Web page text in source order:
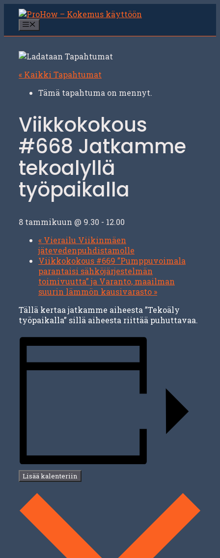
Siirry
sisältöön
« Kaikki Tapahtumat
Tämä tapahtuma on mennyt.
Viikkokokous
#668 Jatkamme
tekoalyllä
työpaikalla
8 tammikuun @ 9.30 - 12.00
« Vierailu Viikinmäen
jätevedenpuhdistamolle
Viikkokokous #669 ”Pumppuvoimala
parantaisi sähköjärjestelmän
toimivuutta” ja Varanto, maailman
suurin lämmön kausivarasto »
Tällä kertaa jatkamme aiheesta ”Tekoäly
työpaikalla” sillä aiheesta riittää puhuttavaa.
Lisää kalenteriin